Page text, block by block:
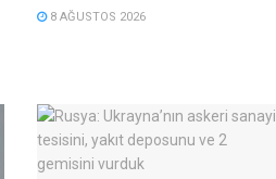
8 AĞUSTOS 2026